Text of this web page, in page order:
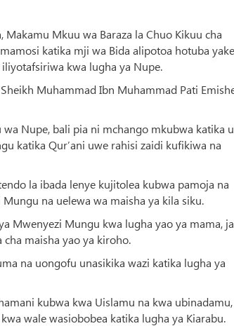
Makamu Mkuu wa Baraza la Chuo Kikuu cha
katika mji wa Bida alipotoa hotuba yake
kwa lugha ya Nupe.
Muhammad Ibn Muhammad Pati
Nupe, bali pia ni mchango mkubwa katika
katika Qur’ani uwe rahisi zaidi kufikiwa na
la ibada lenye kujitolea kubwa pamoja na
na uelewa wa maisha ya kila siku.
Mwenyezi Mungu kwa lugha yao ya mama,
maisha yao ya kiroho.
na uongofu unasikika wazi katika lugha ya
kubwa kwa Uislamu na kwa ubinadamu,
wale wasiobobea katika lugha ya Kiarabu.